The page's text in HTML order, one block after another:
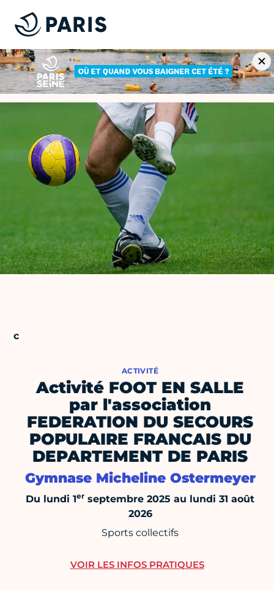
ACTIVITÉ
Activité FOOT EN SALLE
par l'association
FEDERATION DU SECOURS
POPULAIRE FRANCAIS DU
DEPARTEMENT DE PARIS
Gymnase Micheline Ostermeyer
Du lundi 1er septembre 2025 au lundi 31 août
2026
Sports collectifs
VOIR LES INFOS PRATIQUES